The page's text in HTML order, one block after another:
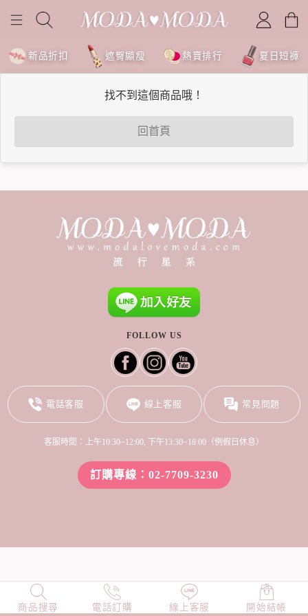
新品折扣 遮臀顯瘦 熱賣排行 夏日短褲
找不到這個商品哦！
回首頁
商品搜尋 電話訂購 線上客服 開始結帳
NEW 店長精選 TOP100 小編穿搭
FOLLOW US
電話客服 線上客服 常見問題
客服時間：上午10:30~12:00, 下午13:30~18:00（例假日休息）
訂購專線：02-7709-3230